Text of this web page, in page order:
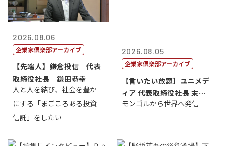
2026.08.06
企業家倶楽部アーカイブ
【先端人】鎌倉投信 代表
取締役社長 鎌田恭幸
人と人を結び、社会を豊か
にする「まごころある投資
信託」をしたい
2026.08.05
企業家倶楽部アーカイブ
【言いたい放題】ユニメデ
ィア 代表取締役社長 末田
真
モンゴルから世界へ発信